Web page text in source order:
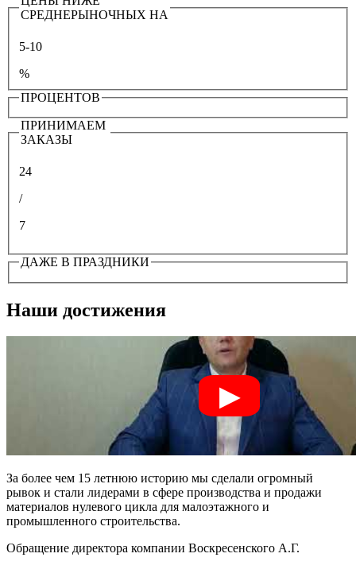
СРЕДНЕРЫНОЧНЫХ НА
5-10
%
ПРОЦЕНТОВ
ПРИНИМАЕМ
ЗАКАЗЫ
24
/
7
ДАЖЕ В ПРАЗДНИКИ
Наши достижения
За более чем 15 летнюю историю мы сделали огромный
рывок и стали лидерами в сфере производства и продажи
материалов нулевого цикла для малоэтажного и
промышленного строительства.
Обращение директора компании Воскресенского А.Г.